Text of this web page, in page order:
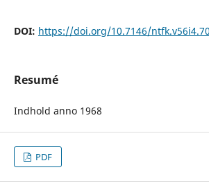
DOI: https://doi.org/10.7146/
Resumé
Indhold anno 1968
PDF